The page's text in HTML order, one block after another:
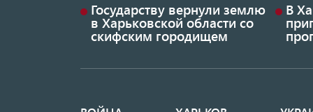
Государству вернули землю
в Харьковской области со
скифским городищем
В